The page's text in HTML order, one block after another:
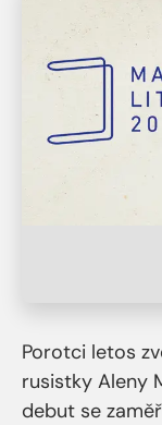
Porotci letos
rusistky Aleny
debut se